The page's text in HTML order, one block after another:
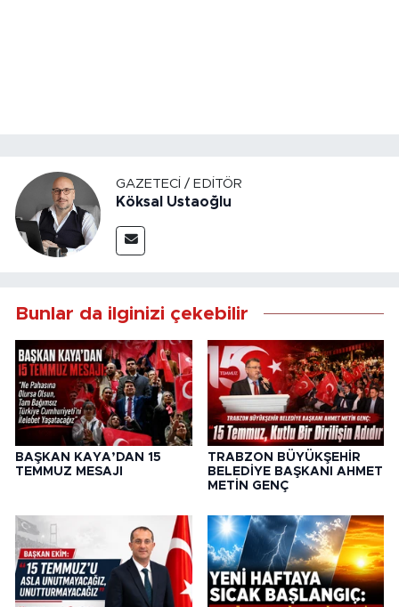
GAZETECI / EDITÖR
Köksal Ustaoğlu
Bunlar da ilginizi çekebilir
BAŞKAN KAYA’DAN 15
TEMMUZ MESAJI
TRABZON BÜYÜKŞEHİR
BELEDİYE BAŞKANI AHMET
METİN GENÇ